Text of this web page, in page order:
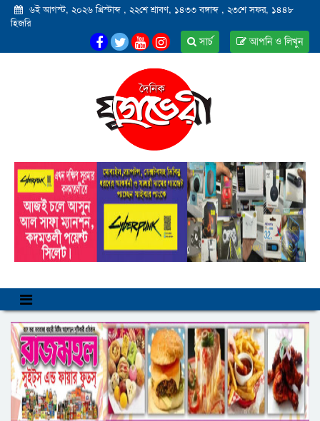
৬ই আগস্ট, ২০২৬ খ্রিস্টাব্দ , ২২শে শ্রাবণ, ১৪৩৩ বঙ্গাব্দ , ২৩শে সফর, ১৪৪৮
হিজরি
আপনি ও লিখুন
সার্চ